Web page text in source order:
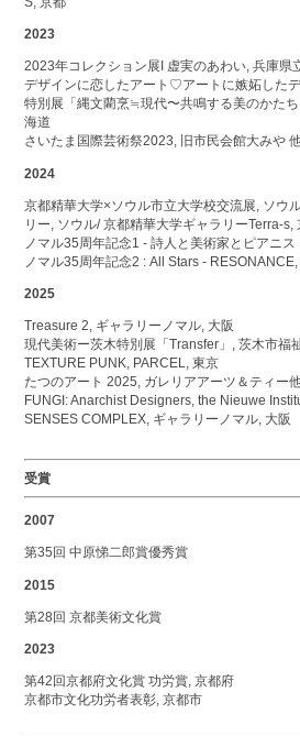
2023
2023年コレクション展I 虚実のあわい, 兵庫県
デザインに恋したアート♡アートに嫉妬した
特別展「縄文藺烹≒現代〜共鳴する美のかた
海道
さいたま国際芸術祭2023, 旧市民会館大みや
2024
京都精華大学×ソウル市立大学校交流展, ソウ
リー, ソウル/ 京都精華大学ギャラリーTerra-s,
ノマル35周年記念1 - 詩人と美術家とピアニ
ノマル35周年記念2 : All Stars -
2025
Treasure 2, ギャラリーノマル, 大阪
現代美術ー茨木特別展「Transfer」, 茨木市福
TEXTURE PUNK, PARCEL, 東京
たつのアート 2025, ガレリアアーツ＆ティー
FUNGI: Anarchist Designers, the Nieuwe
SENSES COMPLEX, ギャラリーノマル, 大阪
受賞
2007
第35回 中原悌二郎賞優秀賞
2015
第28回 京都美術文化賞
2023
第42回京都府文化賞 功労賞, 京都府
京都市文化功労者表彰, 京都市